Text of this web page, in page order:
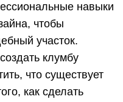
навыки
чтобы
участок.
клумбу
что существует
как сделать